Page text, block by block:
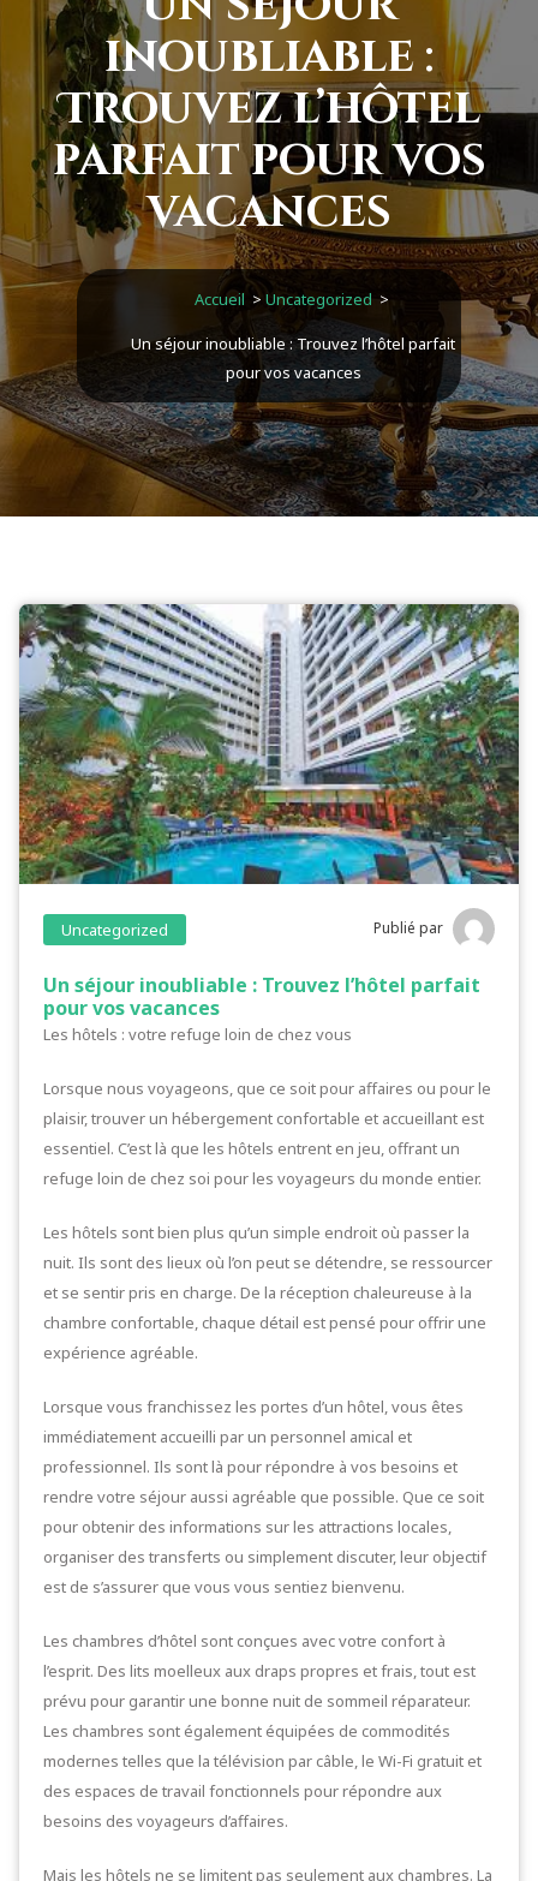
inoubliable :
Trouvez l’hôtel
parfait pour vos
vacances
Accueil > Uncategorized >
Un séjour inoubliable : Trouvez l’hôtel parfait
pour vos vacances
Uncategorized Publié par
Un séjour inoubliable : Trouvez l’hôtel parfait
pour vos vacances
Les hôtels : votre refuge loin de chez vous
Lorsque nous voyageons, que ce soit pour affaires ou pour le
plaisir, trouver un hébergement confortable et accueillant est
essentiel. C’est là que les hôtels entrent en jeu, offrant un
refuge loin de chez soi pour les voyageurs du monde entier.
Les hôtels sont bien plus qu’un simple endroit où passer la
nuit. Ils sont des lieux où l’on peut se détendre, se ressourcer
et se sentir pris en charge. De la réception chaleureuse à la
chambre confortable, chaque détail est pensé pour offrir une
expérience agréable.
Lorsque vous franchissez les portes d’un hôtel, vous êtes
immédiatement accueilli par un personnel amical et
professionnel. Ils sont là pour répondre à vos besoins et
rendre votre séjour aussi agréable que possible. Que ce soit
pour obtenir des informations sur les attractions locales,
organiser des transferts ou simplement discuter, leur objectif
est de s’assurer que vous vous sentiez bienvenu.
Les chambres d’hôtel sont conçues avec votre confort à
l’esprit. Des lits moelleux aux draps propres et frais, tout est
prévu pour garantir une bonne nuit de sommeil réparateur.
Les chambres sont également équipées de commodités
modernes telles que la télévision par câble, le Wi-Fi gratuit et
des espaces de travail fonctionnels pour répondre aux
besoins des voyageurs d’affaires.
Mais les hôtels ne se limitent pas seulement aux chambres. La